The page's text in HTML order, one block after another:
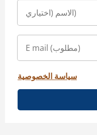
سياسة الخصوصية